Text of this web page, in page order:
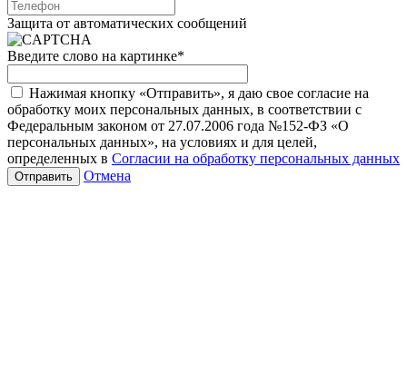
Защита от автоматических сообщений
Введите слово на картинке*
Нажимая кнопку «Отправить», я даю свое согласие на
обработку моих персональных данных, в соответствии с
Федеральным законом от 27.07.2006 года №152-ФЗ «О
персональных данных», на условиях и для целей,
определенных в Согласии на обработку персональных данных
Отмена